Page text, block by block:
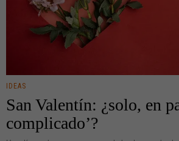
IDEAS
San Valentín: ¿solo, en
complicado’?